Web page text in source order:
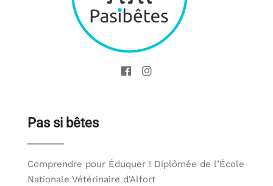
Pas si bêtes
Comprendre pour Éduquer ! Diplômée de l’École
Nationale Vétérinaire d'Alfort